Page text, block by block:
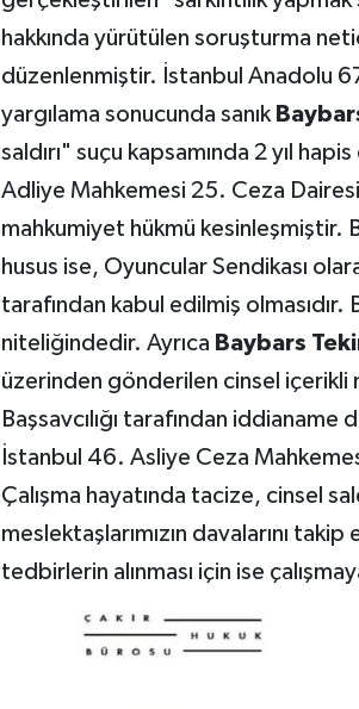
hakkında yürütülen soruşturma
düzenlenmiştir. İstanbul Anadolu
yargılama sonucunda sanık
saldırı" suçu kapsamında 2 yıl
Adliye Mahkemesi 25. Ceza Dairesi
mahkumiyet hükmü kesinleşmiştir.
husus ise, Oyuncular Sendikası
tarafından kabul edilmiş olmasıdır.
niteliğindedir. Ayrıca Baybars
üzerinden gönderilen cinsel içerikli
Başsavcılığı tarafından iddianame
İstanbul 46. Asliye Ceza
Çalışma hayatında tacize, cinsel
meslektaşlarımızın davalarını
tedbirlerin alınması için ise